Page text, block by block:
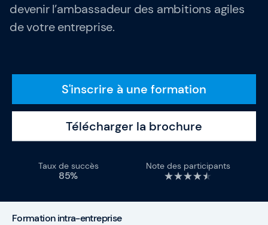
Qui sommes-nous ?
Contactez-nous
Offres d'emploi
Devise: EUR (€)
devenir l’ambassadeur des ambitions agiles
de votre entreprise.
S'inscrire à une formation
Télécharger la brochure
Taux de succès
85%
Note des participants
Formation intra-entreprise